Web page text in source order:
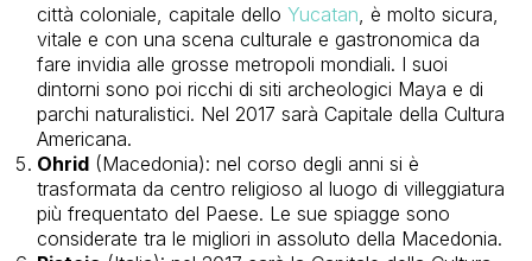
città coloniale, capitale dello Yucatan , è molto sicura,
vitale e con una scena culturale e gastronomica da
fare invidia alle grosse metropoli mondiali. I suoi
dintorni sono poi ricchi di siti archeologici Maya e di
parchi naturalistici. Nel 2017 sarà Capitale della Cultura
Americana.
Ohrid (Macedonia): nel corso degli anni si è
trasformata da centro religioso al luogo di villeggiatura
più frequentato del Paese. Le sue spiagge sono
considerate tra le migliori in assoluto della Macedonia.